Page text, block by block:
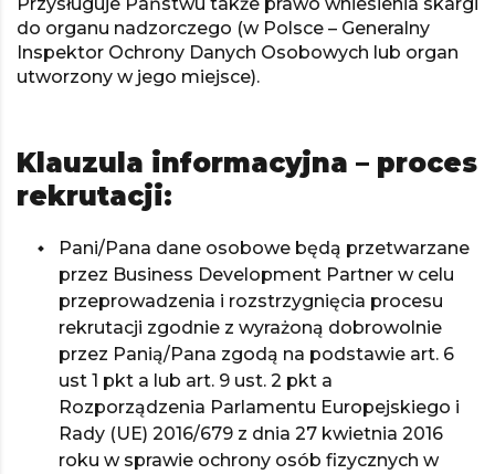
do organu nadzorczego (w Polsce – Generalny
Inspektor Ochrony Danych Osobowych lub organ
utworzony w jego miejsce).
Klauzula informacyjna – proces
rekrutacji:
Pani/Pana dane osobowe będą przetwarzane
przez Business Development Partner w celu
przeprowadzenia i rozstrzygnięcia procesu
rekrutacji zgodnie z wyrażoną dobrowolnie
przez Panią/Pana zgodą na podstawie art. 6
ust 1 pkt a lub art. 9 ust. 2 pkt a
Rozporządzenia Parlamentu Europejskiego i
Rady (UE) 2016/679 z dnia 27 kwietnia 2016
roku w sprawie ochrony osób fizycznych w